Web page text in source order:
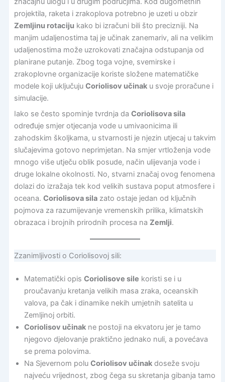
projektila, raketa i zrakoplova potrebno je uzeti u obzir
Zemljinu rotaciju kako bi izračuni bili što precizniji. Na
manjim udaljenostima taj je učinak zanemariv, ali na velikim
udaljenostima može uzrokovati značajna odstupanja od
planirane putanje. Zbog toga vojne, svemirske i
zrakoplovne organizacije koriste složene matematičke
modele koji uključuju Coriolisov učinaku svoje proračune i
simulacije.
Iako se često spominje tvrdnja da Coriolisova sila
određuje smjer otjecanja vode u umivaonicima ili
zahodskim školjkama, u stvarnosti je njezin utjecaj u takvim
slučajevima gotovo neprimjetan. Na smjer vrtloženja vode
mnogo više utječu oblik posude, način ulijevanja vode i
druge lokalne okolnosti. No, stvarni značaj ovog fenomena
dolazi do izražaja tek kod velikih sustava poput atmosfere i
oceana. Coriolisova silazato ostaje jedan od ključnih
pojmova za razumijevanje vremenskih prilika, klimatskih
obrazaca i brojnih prirodnih procesa na Zemlji.
Zzanimljivosti o Coriolisovoj sili:
Matematički opis Coriolisove sile koristi se i u
proučavanju kretanja velikih masa zraka, oceanskih
valova, pa čak i dinamike nekih umjetnih satelita u
Zemljinoj orbiti.
Coriolisov učinakne postoji na ekvatoru jer je tamo
njegovo djelovanje praktično jednako nuli, a povećava
se prema polovima.
Na Sjevernom polu Coriolisov učinakdoseže svoju
najveću vrijednost, zbog čega su skretanja gibanja tamo